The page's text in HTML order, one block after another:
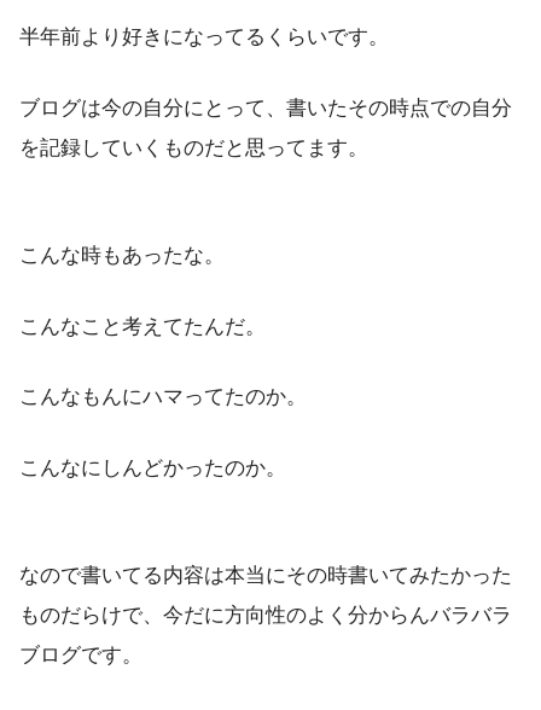
半年前より好きになってるくらいです。
ブログは今の自分にとって、書いたその時点での自分
を記録していくものだと思ってます。
こんな時もあったな。
こんなこと考えてたんだ。
こんなもんにハマってたのか。
こんなにしんどかったのか。
なので書いてる内容は本当にその時書いてみたかった
ものだらけで、今だに方向性のよく分からんバラバラ
ブログです。